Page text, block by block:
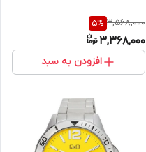
3,568,000
5%
3,368,000
افزودن به سبد